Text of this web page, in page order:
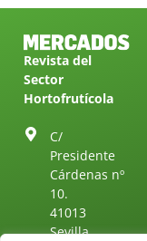
Revista del
Sector
Hortofrutícola
C/
Presidente
Cárdenas nº
10.
41013
Sevilla.